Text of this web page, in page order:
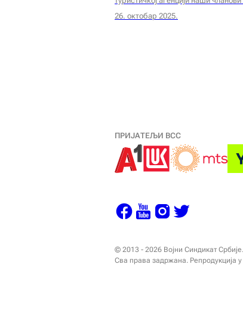
26. октобар 2025.
ПРИЈАТЕЉИ ВСС
© 2013 - 2026 Војни Синдикат Србије.
Сва права задржана. Репродукција